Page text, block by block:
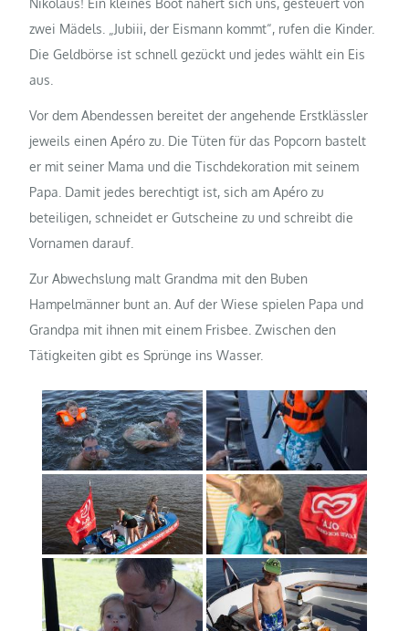
zwei Mädels. „Jubiii, der Eismann kommt“, rufen die Kinder.
Die Geldbörse ist schnell gezückt und jedes wählt ein Eis
aus.
Vor dem Abendessen bereitet der angehende Erstklässler
jeweils einen Apéro zu. Die Tüten für das Popcorn bastelt
er mit seiner Mama und die Tischdekoration mit seinem
Papa. Damit jedes berechtigt ist, sich am Apéro zu
beteiligen, schneidet er Gutscheine zu und schreibt die
Vornamen darauf.
Zur Abwechslung malt Grandma mit den Buben
Hampelmänner bunt an. Auf der Wiese spielen Papa und
Grandpa mit ihnen mit einem Frisbee. Zwischen den
Tätigkeiten gibt es Sprünge ins Wasser.